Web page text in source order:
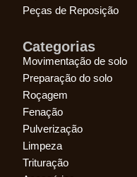
Peças de Reposição
Categorias
Movimentação de solo
Preparação do solo
Roçagem
Fenação
Pulverização
Limpeza
Trituração